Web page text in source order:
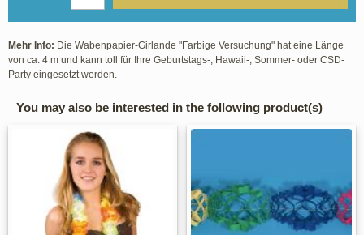
Mehr Info: Die Wabenpapier-Girlande "Farbige Versuchung" hat eine Länge
von ca. 4 m und kann toll für Ihre Geburtstags-, Hawaii-, Sommer- oder CSD-
Party eingesetzt werden.
You may also be interested in the following product(s)